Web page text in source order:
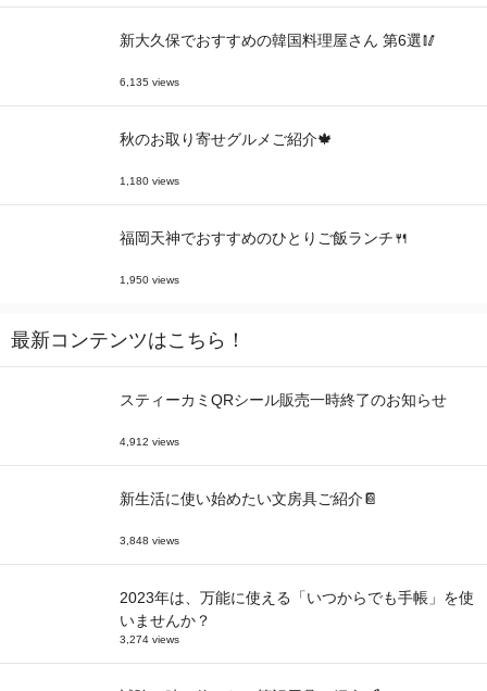
新大久保でおすすめの韓国料理屋さん 第6選🥢
6,135 views
秋のお取り寄せグルメご紹介🍁
1,180 views
福岡天神でおすすめのひとりご飯ランチ🍴
1,950 views
最新コンテンツはこちら！
スティーカミQRシール販売一時終了のお知らせ
4,912 views
新生活に使い始めたい文房具ご紹介📔
3,848 views
2023年は、万能に使える「いつからでも手帳」を使
いませんか？
3,274 views